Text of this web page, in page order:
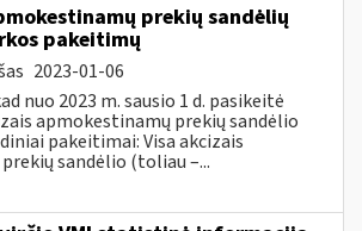
prekių sandėlių
pakeitimų
2023-01-06
nuo 2023 m. sausio 1 d. pasikeitė
apmokestinamų prekių sandėlio
pakeitimai: Visa akcizais
sandėlio (toliau –...